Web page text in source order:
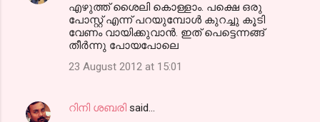
എഴുത്ത് ശൈലി കൊള്ളാം. പക്ഷെ ഒരു
പോസ്റ്റ് എന്ന് പറയുമ്പോള്‍ കുറച്ചു കൂടി
വേണം വായിക്കുവാന്‍. ഇത് പെട്ടെന്നങ്ങ്
തീര്‍ന്നു പോയപോലെ
23 August 2012 at 15:01
റിനി ശബരി said…